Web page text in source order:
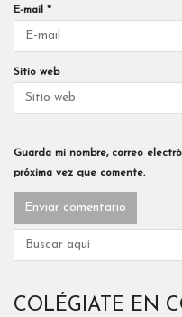
E-mail *
Sitio web
Guarda mi nombre, correo
próxima vez que comente.
COLÉGIATE EN